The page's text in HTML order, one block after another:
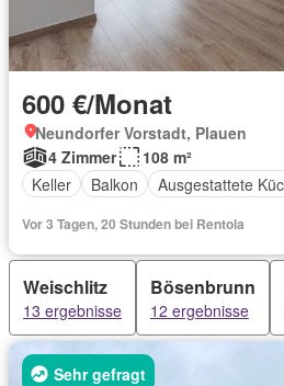
600 €/Monat
Neundorfer Vorstadt, Plauen
4 Zimmer
108 m²
Keller
Balkon Ausgestattete
Vor 3 Tagen, 20 Stunden bei Rentola
Weischlitz
13 ergebnisse
Bösenbrunn
12 ergebnisse
Sehr gefragt